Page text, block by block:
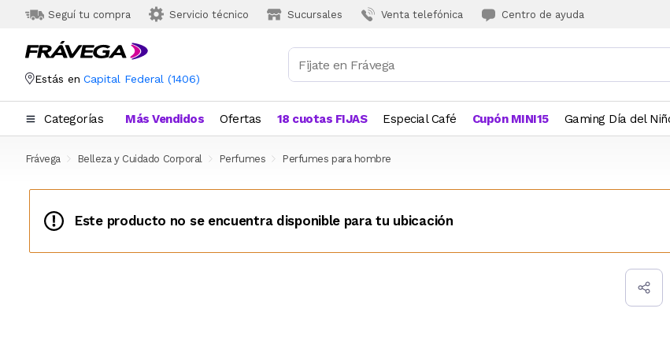
Seguí tu compra Servicio técnico Sucursales Venta telefónica Centro de ayuda
Estás en Capital Federal (1406)
Categorías Más Vendidos Ofertas 18 cuotas FIJAS Especial Café Cupón MINI15 Gaming Día del
Frávega Belleza y Cuidado Corporal Perfumes Perfumes para hombre
Este producto no se encuentra disponible para tu ubicación